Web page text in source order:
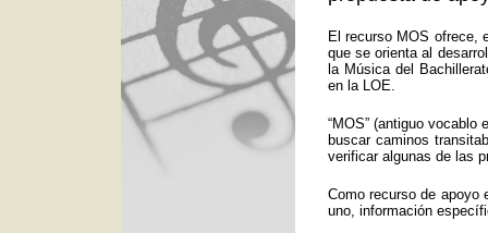
El recurso MOS ofrece,
que se orienta al
la Música del
en la LOE.
“MOS” (antiguo
buscar caminos
verificar algunas de las
Como recurso de
uno, información